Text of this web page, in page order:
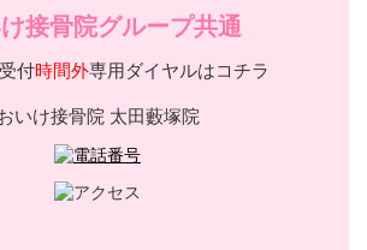
接骨院グループ共通
付時間外専用ダイヤルはコチラ
いけ接骨院 太田藪塚院